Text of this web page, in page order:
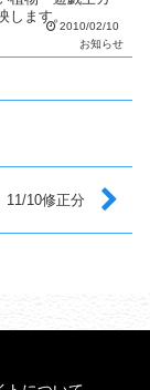
します。
2010/02/10
お知らせ
11/10修正分